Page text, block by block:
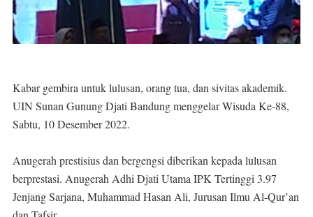
Kabar gembira untuk lulusan, orang tua, dan sivitas akademik.
UIN Sunan Gunung Djati Bandung menggelar Wisuda Ke-88,
Sabtu, 10 Desember 2022.
Anugerah prestisius dan bergengsi diberikan kepada lulusan
berprestasi. Anugerah Adhi Djati Utama IPK Tertinggi 3.97
Jenjang Sarjana, Muhammad Hasan Ali, Jurusan Ilmu Al-Qur’an